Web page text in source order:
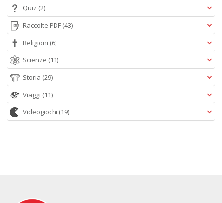
Quiz (2)
Raccolte PDF (43)
Religioni (6)
Scienze (11)
Storia (29)
Viaggi (11)
Videogiochi (19)